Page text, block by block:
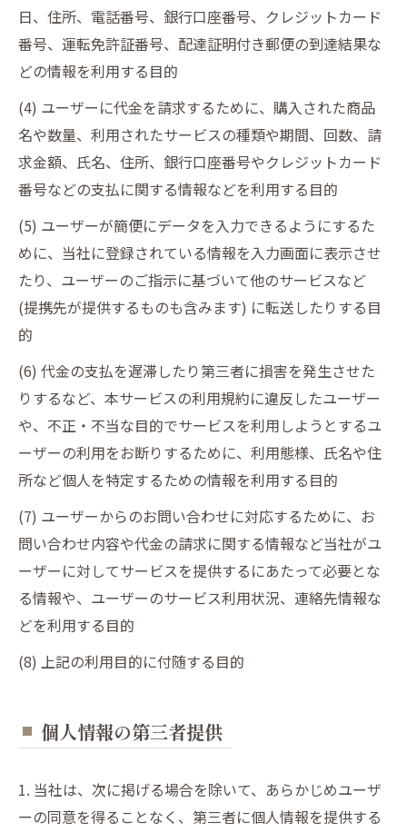
日、住所、電話番号、銀行口座番号、クレジットカード
番号、運転免許証番号、配達証明付き郵便の到達結果な
どの情報を利用する目的
(4) ユーザーに代金を請求するために、購入された商品
名や数量、利用されたサービスの種類や期間、回数、請
求金額、氏名、住所、銀行口座番号やクレジットカード
番号などの支払に関する情報などを利用する目的
(5) ユーザーが簡便にデータを入力できるようにするた
めに、当社に登録されている情報を入力画面に表示させ
たり、ユーザーのご指示に基づいて他のサービスなど
(提携先が提供するものも含みます) に転送したりする目
的
(6) 代金の支払を遅滞したり第三者に損害を発生させた
りするなど、本サービスの利用規約に違反したユーザー
や、不正・不当な目的でサービスを利用しようとするユ
ーザーの利用をお断りするために、利用態様、氏名や住
所など個人を特定するための情報を利用する目的
(7) ユーザーからのお問い合わせに対応するために、お
問い合わせ内容や代金の請求に関する情報など当社がユ
ーザーに対してサービスを提供するにあたって必要とな
る情報や、ユーザーのサービス利用状況、連絡先情報な
どを利用する目的
(8) 上記の利用目的に付随する目的
個人情報の第三者提供
1. 当社は、次に掲げる場合を除いて、あらかじめユーザ
ーの同意を得ることなく、第三者に個人情報を提供する